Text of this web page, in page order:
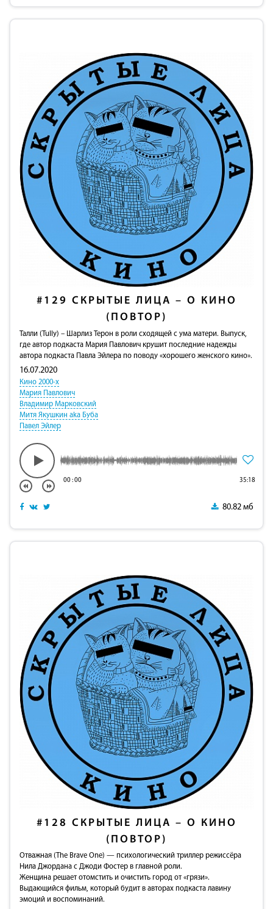
#129 СКРЫТЫЕ ЛИЦА – О КИНО
(ПОВТОР)
Талли (Tully) – Шарлиз Терон в роли сходящей с ума матери. Выпуск,
где автор подкаста Мария Павлович крушит последние надежды
автора подкаста Павла Эйлера по поводу «хорошего женского кино».
16.07.2020
Кино 2000-х
Мария Павлович
Владимир Марковский
Митя Якушкин aka Буба
Павел Эйлер
00:00 35:18
80.82 мб
#128 СКРЫТЫЕ ЛИЦА – О КИНО
(ПОВТОР)
Отважная (The Brave One) — психологический триллер режиссёра
Нила Джордана с Джоди Фостер в главной роли.
Женщина решает отомстить и очистить город от «грязи».
Выдающийся фильм, который будит в авторах подкаста лавину
эмоций и воспоминаний.